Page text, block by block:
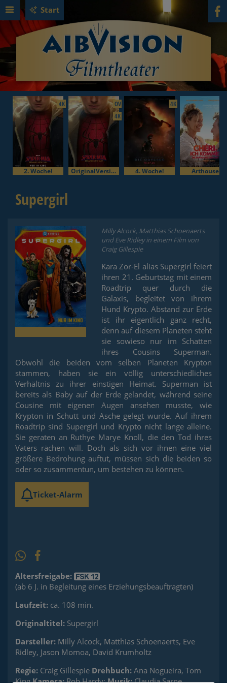
Start
4K
2. Woche!
OV
4K
OriginalVersion
4K
4. Woche! Arthouse
Supergirl
Milly Alcock, Matthias Schoenaerts
und Eve Ridley in einem Film von
Craig Gillespie
Kara Zor-El alias Supergirl feiert
ihren 21. Geburtstag mit einem
Roadtrip quer durch die
Galaxis, begleitet von ihrem
Hund Krypto. Abstand zur Erde
ist ihr eigentlich ganz recht,
denn auf diesem Planeten steht
sie sowieso nur im Schatten
ihres Cousins Superman.
Obwohl die beiden vom selben Planeten Krypton
stammen, haben sie ein völlig unterschiedliches
Verhältnis zu ihrer einstigen Heimat. Superman ist
bereits als Baby auf der Erde gelandet, während seine
Cousine mit eigenen Augen ansehen musste, wie
Krypton in Schutt und Asche gelegt wurde. Auf ihrem
Roadtrip sind Supergirl und Krypto nicht lange alleine.
Sie geraten an Ruthye Marye Knoll, die den Tod ihres
Vaters rächen will. Doch als sich vor ihnen eine viel
größere Bedrohung auftut, müssen sich die beiden so
oder so zusammentun, um bestehen zu können.
Ticket-Alarm
Altersfreigabe:
(ab 6 J. in Begleitung eines Erziehungsbeauftragten)
Laufzeit: ca. 108 min.
Originaltitel: Supergirl
Darsteller: Milly Alcock, Matthias Schoenaerts, Eve
Ridley, Jason Momoa, David Krumholtz
Regie: Craig Gillespie Drehbuch: Ana Nogueira, Tom
King Kamera:Rob Hardy;Musik: Claudia Sarne